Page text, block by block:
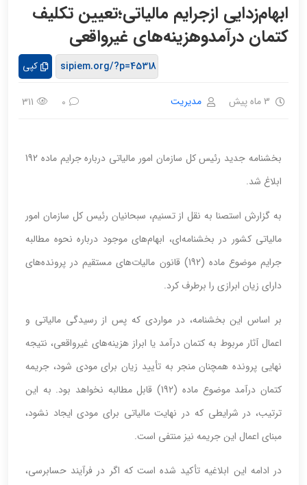
ابهام‌زدایی ازجرایم مالیاتی؛تعیین تکلیف
کتمان درآمدوهزینه‌های غیرواقعی
کپی
3 ماه پیش مدیریت 0
311
بخشنامه جدید رئیس کل سازمان امور مالیاتی درباره جرایم ماده 192
ابلاغ شد.
به گزارش استصنا به نقل از تسنیم، سبحانیان رئیس کل سازمان امور
مالیاتی کشور در بخشنامه‌ای، ابهام‌های موجود درباره نحوه مطالبه
جرایم موضوع ماده (192) قانون مالیات‌های مستقیم در پرونده‌های
دارای زیان ابرازی را برطرف کرد.
بر اساس این بخشنامه، در مواردی که پس از رسیدگی مالیاتی و
اعمال آثار مربوط به کتمان درآمد یا ابراز هزینه‌های غیرواقعی، نتیجه
نهایی پرونده همچنان منجر به تأیید زیان برای مودی شود، جریمه
کتمان درآمد موضوع ماده (192) قابل مطالبه نخواهد بود. به این
ترتیب، در شرایطی که در نهایت مالیاتی برای مودی ایجاد نشود،
مبنای اعمال این جریمه نیز منتفی است.
در ادامه این ابلاغیه تأکید شده است که اگر در فرآیند حسابرسی،